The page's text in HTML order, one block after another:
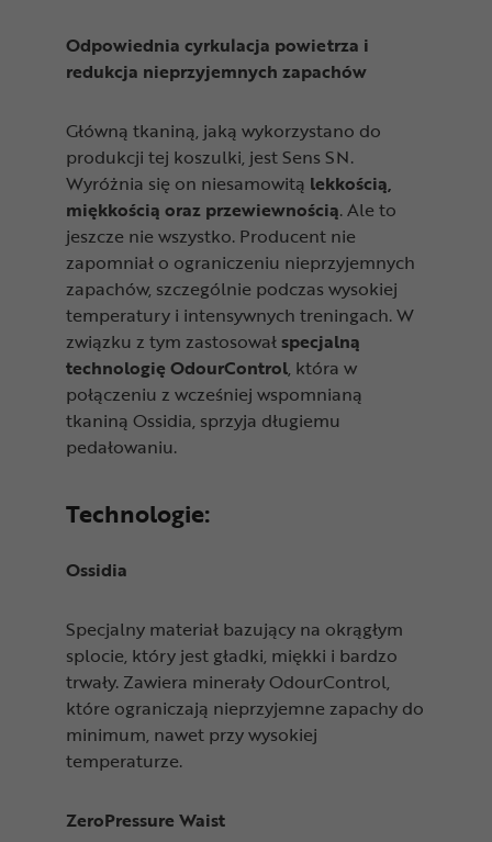
Odpowiednia cyrkulacja powietrza i
redukcja nieprzyjemnych zapachów
Główną tkaniną, jaką wykorzystano do
produkcji tej koszulki, jest Sens SN.
Wyróżnia się on niesamowitą lekkością,
miękkością oraz przewiewnością. Ale to
jeszcze nie wszystko. Producent nie
zapomniał o ograniczeniu nieprzyjemnych
zapachów, szczególnie podczas wysokiej
temperatury i intensywnych treningach. W
związku z tym zastosowałspecjalną
technologię OdourControl, która w
połączeniu z wcześniej wspomnianą
tkaniną Ossidia, sprzyja długiemu
pedałowaniu.
Technologie:
Ossidia
Specjalny materiał bazujący na okrągłym
splocie, który jest gładki, miękki i bardzo
trwały. Zawiera minerały OdourControl,
które ograniczają nieprzyjemne zapachy do
minimum, nawet przy wysokiej
temperaturze.
ZeroPressure Waist